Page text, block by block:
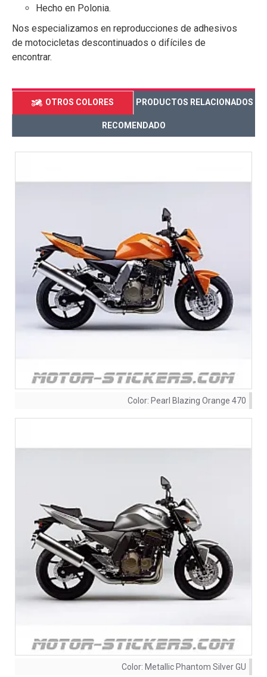
Hecho en Polonia.
Nos especializamos en reproducciones de adhesivos
de motocicletas descontinuados o difíciles de
encontrar.
OTROS COLORES PRODUCTOS RELACIONADOS
RECOMENDADO
Color: Pearl Blazing Orange 470
Color: Metallic Phantom Silver GU